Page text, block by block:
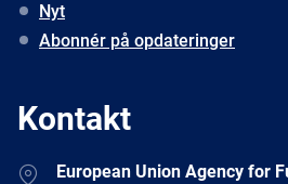
Nyt
Abonnér på opdateringer
Kontakt
AddressEuropean Union Agency for